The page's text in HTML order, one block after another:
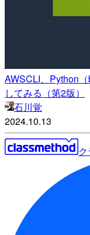
AWSCLI、Python
してみる（第2版）
石川覚
2024.10.13